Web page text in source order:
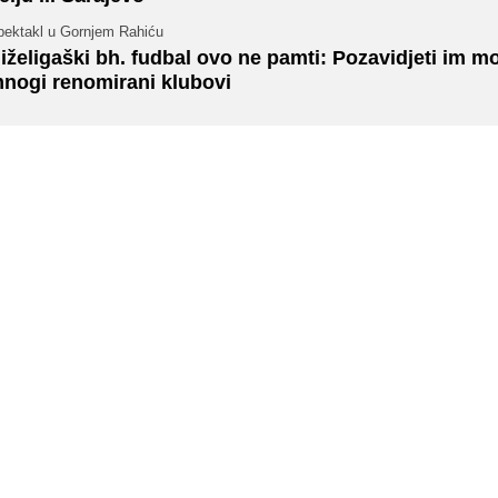
u Gornjem Rahiću
bh. fudbal ovo ne pamti: Pozavidjeti im
renomirani klubovi